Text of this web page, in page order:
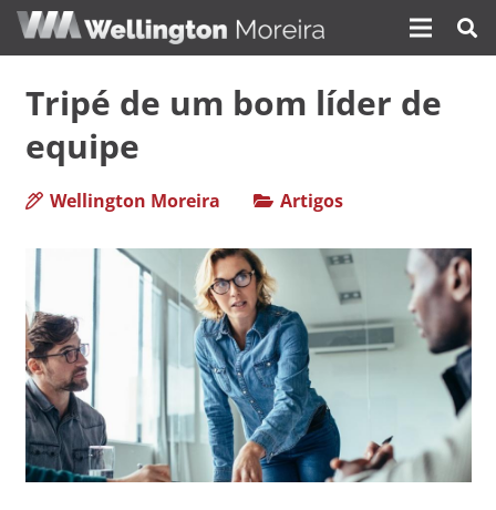
Tripé de um bom líder de
equipe
Wellington Moreira Artigos